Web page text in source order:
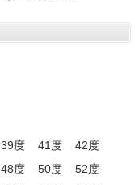
39度 41度
42度
48度 50度
52度